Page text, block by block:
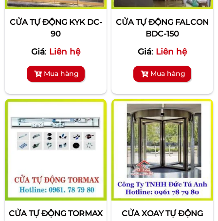
CỬA TỰ ĐỘNG KYK DC-
90
Giá: Liên hệ
Mua hàng
CỬA TỰ ĐỘNG FALCON
BDC-150
Giá: Liên hệ
Mua hàng
CỬA TỰ ĐỘNG TORMAX CỬA XOAY TỰ ĐỘNG